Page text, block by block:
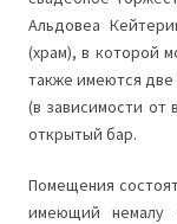
Альдовеа
(храм), в которой
также имеются
(в зависимости от
открытый бар.
Помещения
имеющий немалу